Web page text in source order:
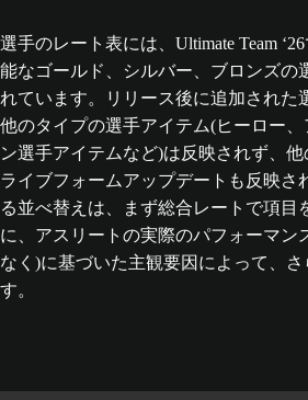
選手のレート表には、Ultimate Team
能なゴールド、シルバー、ブロンズの
れています。リリース後に追加された
他のタイプの選手アイテム(ヒーロー
ン選手アイテムなど)は反映されず、
ライブフォームアップデートも反映さ
る並べ替えは、まず総合レートで項目
に、アスリートの実際のパフォーマン
なく)に基づいた主観要因によって、
す。